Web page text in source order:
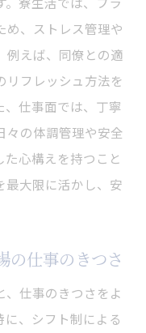
め、ストレス管理や
例えば、同僚との適
リフレッシュ方法を
、仕事面では、丁寧
々の体調管理や安全
心構えを持つこと
最大限に活かし、安
の仕事のきつさ
仕事のきつさをよ
、シフト制による